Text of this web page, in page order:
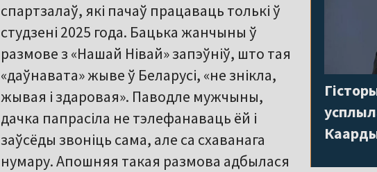
спартзалаў, які пачаў працаваць толькі ў
студзені 2025 года. Бацька жанчыны ў
размове з «Нашай Нівай» запэўніў, што тая
«даўнавата» жыве ў Беларусі, «не знікла,
жывая і здаровая». Паводле мужчыны,
дачка папрасіла не тэлефанаваць ёй і
заўсёды звоніць сама, але са схаванага
нумару. Апошняя такая размова адбылася